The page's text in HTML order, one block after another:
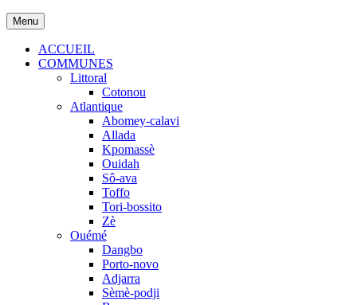
Menu
ACCUEIL
COMMUNES
Littoral
Cotonou
Atlantique
Abomey-calavi
Allada
Kpomassè
Ouidah
Sô-ava
Toffo
Tori-bossito
Zè
Ouémé
Dangbo
Porto-novo
Adjarra
Sèmè-podji